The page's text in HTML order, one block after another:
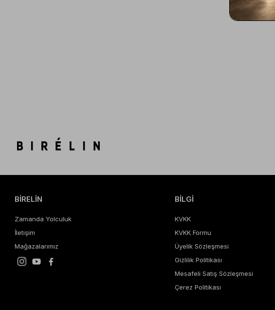
BİRELİN
Zamanda Yolculuk
İletişim
Mağazalarımız
BİLGİ
KVKK
KVKK Formu
Üyelik Sözleşmesi
Gizlilik Politikası
Mesafeli Satış Sözleşmesi
Çerez Politikası